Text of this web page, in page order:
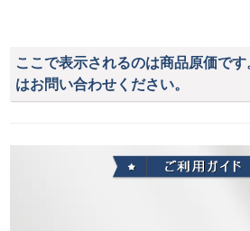
ここで表示されるのは商品原価で
はお問い合わせください。